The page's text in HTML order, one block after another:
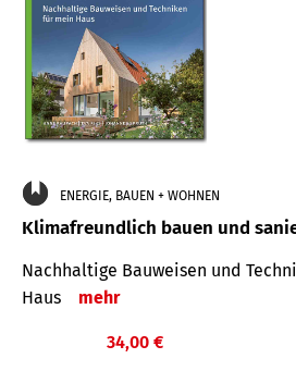
ENERGIE, BAUEN + WOHNEN
Klimafreundlich bauen und
Nachhaltige Bauweisen und
Haus
mehr
34,00 €